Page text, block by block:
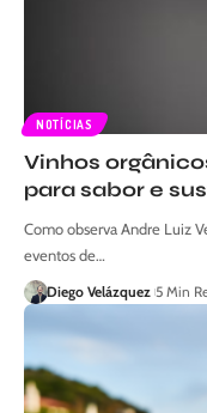
NOTÍCIAS
Vinhos
para sabor e
Como observa Andre Luiz
eventos de…
Diego Velázquez 5 Min